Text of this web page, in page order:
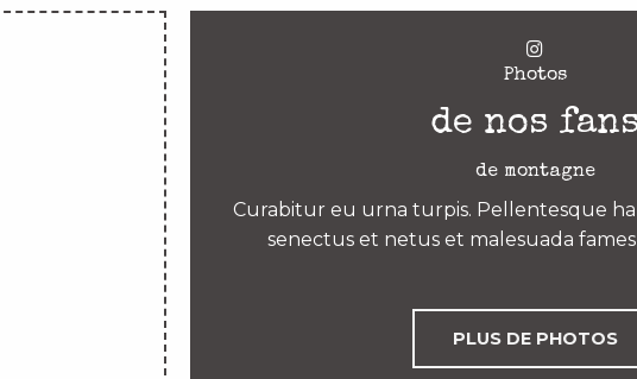
Photos
de nos fans
de montagne
Curabitur eu urna turpis. Pellentesque
senectus et netus et malesuada
PLUS DE PHOTOS